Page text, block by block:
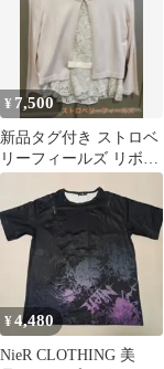
¥ 7,500
新品タグ付き ストロベ
リーフィールズ リボン
アンサンブル
¥4,480
NieR CLOTHING 美